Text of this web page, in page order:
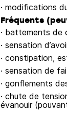
· modifications
Fréquents
· battements de
· sensation
· constipation,
· sensation de
· gonflements
· chute de
évanouir